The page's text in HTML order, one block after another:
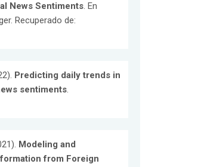
News Sentiments. En
Recuperado de:
Predicting daily trends in
sentiments.
Modeling and
from Foreign